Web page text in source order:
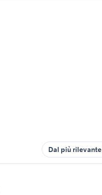
Dal più rilevante